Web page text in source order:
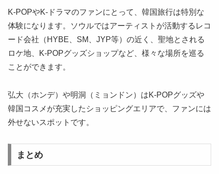
K-POPやK-ドラマのファンにとって、韓国旅行は特別な
体験になります。ソウルではアーティストが活動するレコ
ード会社（HYBE、SM、JYP等）の近く、聖地とされる
ロケ地、K-POPグッズショップなど、様々な場所を巡る
ことができます。
弘大（ホンデ）や明洞（ミョンドン）はK-POPグッズや
韓国コスメが充実したショッピングエリアで、ファンには
外せないスポットです。
まとめ